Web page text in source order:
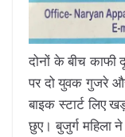
दोनों के बीच काफी
पर दो युवक गुजरे
बाइक स्टार्ट लिए
छुए। बुजुर्ग महिला